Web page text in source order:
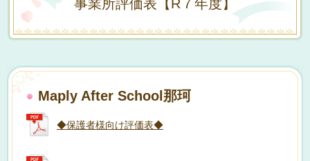
事業所評価表【R７年度】
Maply After School那珂
◆保護者様向け評価表◆